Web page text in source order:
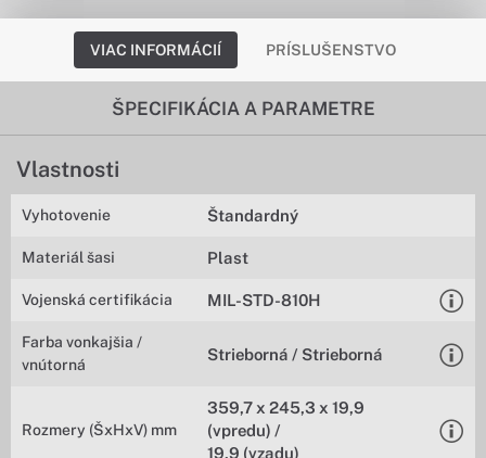
VIAC INFORMÁCIÍ PRÍSLUŠENSTVO
ŠPECIFIKÁCIA A PARAMETRE
Vlastnosti
Vyhotovenie Štandardný
Materiál šasi Plast
Vojenská certifikácia MIL-STD-810H
Farba vonkajšia /
vnútorná
Strieborná / Strieborná
Rozmery (ŠxHxV) mm
359,7 x 245,3 x 19,9
(vpredu) /
19,9 (vzadu)